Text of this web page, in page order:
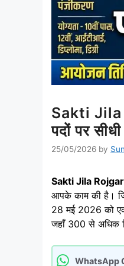
Sakti Jila
पदों पर सीधी
25/05/2026 by
Sakti Jila
आपके काम की है।
28 मई 2026 को
जहाँ 300 से अधिक
WhatsApp